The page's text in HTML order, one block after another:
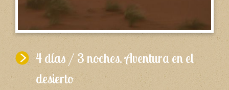
4 días / 3 noches. Aventura en el
desierto